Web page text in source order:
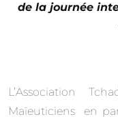
de la journée
L’Association
Maïeuticiens en